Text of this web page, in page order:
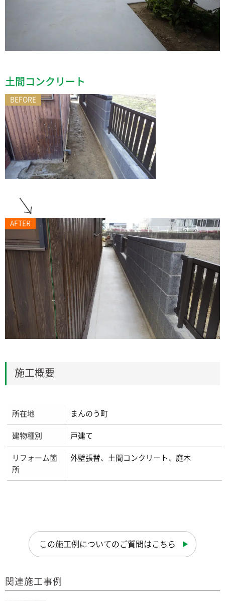
土間コンクリート
BEFORE
AFTER
施工概要
所在地 まんのう町
建物種別 戸建て
リフォーム箇
所
外壁張替、土間コンクリート、庭木
この施工例についてのご質問はこちら
関連施工事例